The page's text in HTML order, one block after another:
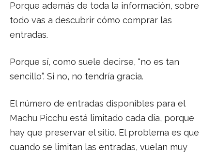
Porque además de toda la información, sobre
todo vas a descubrir cómo comprar las
entradas.
Porque sí, como suele decirse, “no es tan
sencillo”. Si no, no tendría gracia.
El número de entradas disponibles para el
Machu Picchu está limitado cada día, porque
hay que preservar el sitio. El problema es que
cuando se limitan las entradas, vuelan muy